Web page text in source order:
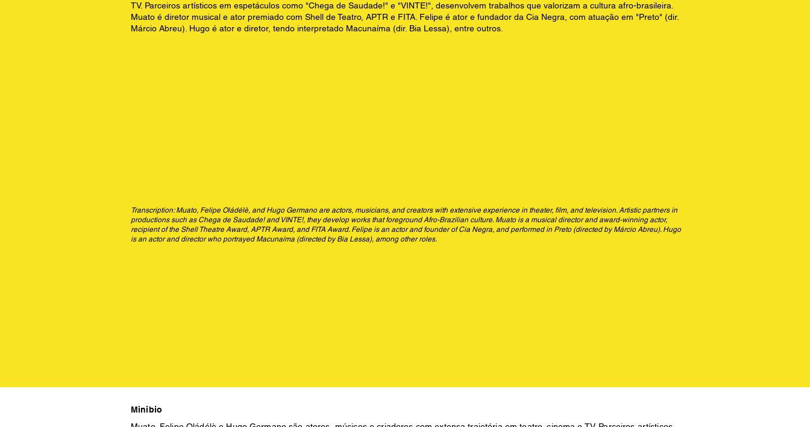
TV. Parceiros artísticos em espetáculos como "Chega de Saudade!" e "VINTE!", desenvolvem trabalhos que valorizam a cultura afro-brasileira.
Muato é diretor musical e ator premiado com Shell de Teatro, APTR e FITA. Felipe é ator e fundador da Cia Negra, com atuação em "Preto" (dir.
Márcio Abreu). Hugo é ator e diretor, tendo interpretado Macunaíma (dir. Bia Lessa), entre outros.
Transcription: Muato, Felipe Oládélè, and Hugo Germano are actors, musicians, and creators with extensive experience in theater, film, and television. Artistic partners in
productions such as Chega de Saudade! and VINTE!, they develop works that foreground Afro-Brazilian culture. Muato is a musical director and award-winning actor,
recipient of the Shell Theatre Award, APTR Award, and FITA Award. Felipe is an actor and founder of Cia Negra, and performed in Preto (directed by Márcio Abreu). Hugo
is an actor and director who portrayed Macunaíma (directed by Bia Lessa), among other roles.
Minibio